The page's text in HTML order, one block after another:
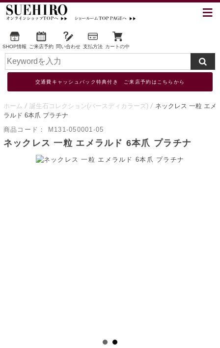
SHOP情報 ご来店予約 問い合わせ 支払方法 カートの中
交通費キャッシュバック特典付き ご来店予約はこちらから
ホーム 誕生石コレクション(バースディカラーズ)
ネックレス 一粒 エメ
ラルド 6本爪 プラチナ
商品コード：
M131-050001-05
ネックレス 一粒 エメラルド 6本爪 プラチナ